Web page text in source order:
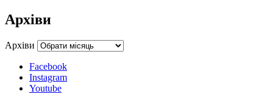
Архіви
Архіви
Facebook
Instagram
Youtube